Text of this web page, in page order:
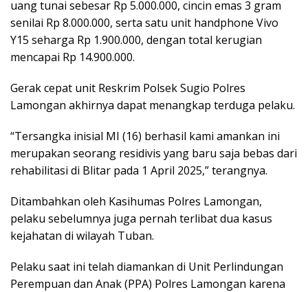
uang tunai sebesar Rp 5.000.000, cincin emas 3 gram
senilai Rp 8.000.000, serta satu unit handphone Vivo
Y15 seharga Rp 1.900.000, dengan total kerugian
mencapai Rp 14.900.000.
Gerak cepat unit Reskrim Polsek Sugio Polres
Lamongan akhirnya dapat menangkap terduga pelaku.
“Tersangka inisial MI (16) berhasil kami amankan ini
merupakan seorang residivis yang baru saja bebas dari
rehabilitasi di Blitar pada 1 April 2025,” terangnya.
Ditambahkan oleh Kasihumas Polres Lamongan,
pelaku sebelumnya juga pernah terlibat dua kasus
kejahatan di wilayah Tuban.
Pelaku saat ini telah diamankan di Unit Perlindungan
Perempuan dan Anak (PPA) Polres Lamongan karena